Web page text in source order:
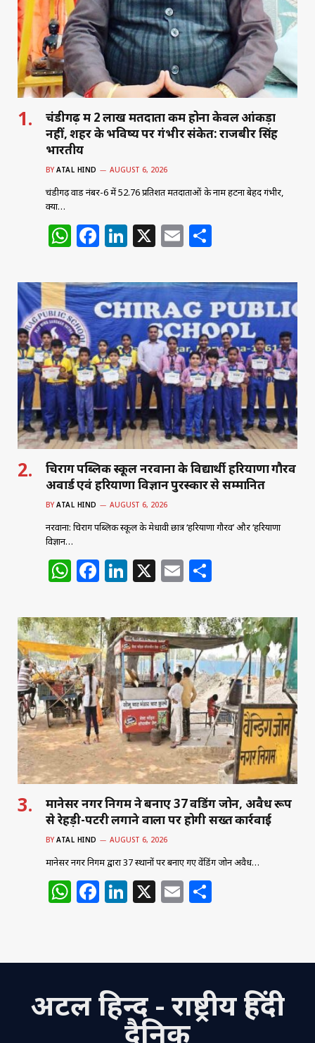
चंडीगढ़ में 2 लाख मतदाता कम होना केवल आंकड़ा
नहीं, शहर के भविष्य पर गंभीर संकेत: राजबीर सिंह
भारतीय
BY ATAL HIND AUGUST 6, 2026
चंडीगढ़ वार्ड नंबर-6 में 52.76 प्रतिशत मतदाताओं के नाम हटना बेहद गंभीर,
क्या…
W
at
s
A
p
p
F
c
e
b
o
o
k
Li
k
e
dI
n
X E
ai
l
ar
e
चिराग पब्लिक स्कूल नरवाना के विद्यार्थी हरियाणा गौरव
अवार्ड एवं हरियाणा विज्ञान पुरस्कार से सम्मानित
BY ATAL HIND AUGUST 6, 2026
नरवाना: चिराग पब्लिक स्कूल के मेधावी छात्र ‘हरियाणा गौरव’ और ‘हरियाणा
विज्ञान…
W
at
s
A
p
p
F
c
e
b
o
o
k
Li
k
e
dI
n
X E
ai
l
ar
e
मानेसर नगर निगम ने बनाए 37 वेंडिंग जोन, अवैध रूप
से रेहड़ी-पटरी लगाने वालों पर होगी सख्त कार्रवाई
BY ATAL HIND AUGUST 6, 2026
मानेसर नगर निगम द्वारा 37 स्थानों पर बनाए गए वेंडिंग जोन अवैध…
W
h
s
p
p
F
a
e
o
o
Li
n
e
n
X E
m
l e
अटल हिन्द - राष्ट्रीय हिंदी
दैनिक